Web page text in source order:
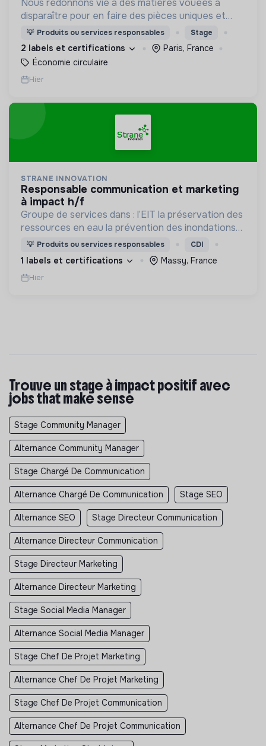
Nous redonnons vie à des matières vouées à
disparaître pour en faire des pièces uniques et
originales. Notre manufacture d’upcycling s'inscrit
en circuit court et dans l’économie sociale et
solidaire.
💡 Produits ou services responsables Stage
2 labels et certifications
Paris, France
Économie circulaire
Hier
STRANE INNOVATION
responsable communication et marketing
à impact h/f
Groupe de services dans : l’EIT la préservation des
ressources en eau la prévention des inondations
l’agriculture durable et les écosystèmes
terrestres les sciences cognitives
💡 Produits ou services responsables CDI
1 labels et certifications Massy, France
Hier
Trouve un stage à impact positif avec
jobs that make sense
Stage Community Manager
Alternance Community Manager
Stage Chargé De Communication
Alternance Chargé De Communication Stage SEO
Alternance SEO Stage Directeur Communication
Alternance Directeur Communication
Stage Directeur Marketing
Alternance Directeur Marketing
Stage Social Media Manager
Alternance Social Media Manager
Stage Chef De Projet Marketing
Alternance Chef De Projet Marketing
Stage Chef De Projet Communication
Alternance Chef De Projet Communication